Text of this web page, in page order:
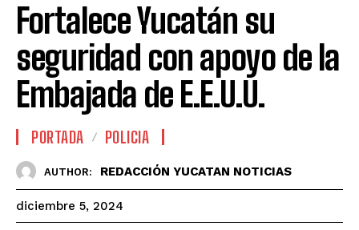
Fortalece Yucatán su
seguridad con apoyo de la
Embajada de E.E.U.U.
PORTADA POLICIA
AUTHOR: REDACCIÓN YUCATAN NOTICIAS
diciembre 5, 2024